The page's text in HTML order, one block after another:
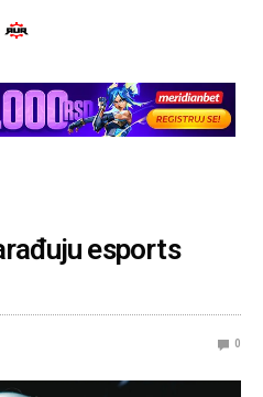
esports
0